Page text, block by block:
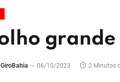
GiroBahia 06/10/2023 2 Minutos